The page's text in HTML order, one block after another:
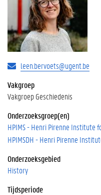
leen.bervoets@ugent.be
Vakgroep
Vakgroep Geschiedenis
Onderzoeksgroep(en)
HPIMS - Henri Pirenne Institute
HPIMSDH - Henri Pirenne
Onderzoeksgebied
History
Tijdsperiode